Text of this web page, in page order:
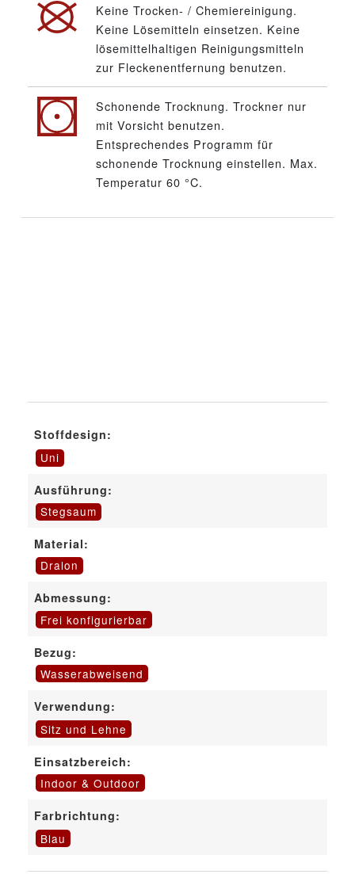
Keine Trocken- / Chemiereinigung.
Keine Lösemitteln einsetzen. Keine
lösemittelhaltigen Reinigungsmitteln
zur Fleckenentfernung benutzen.
Schonende Trocknung. Trockner nur
mit Vorsicht benutzen.
Entsprechendes Programm für
schonende Trocknung einstellen. Max.
Temperatur 60 °C.
Stoffdesign:
Uni
Ausführung:
Stegsaum
Material:
Dralon
Abmessung:
Frei konfigurierbar
Bezug:
Wasserabweisend
Verwendung:
Sitz und Lehne
Einsatzbereich:
Indoor & Outdoor
Farbrichtung:
Blau